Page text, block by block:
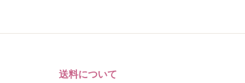
送料について